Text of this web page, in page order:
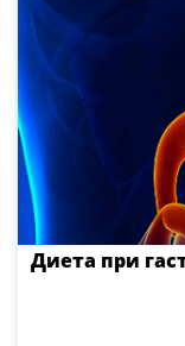
Диета при